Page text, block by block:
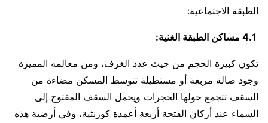
الطبقة الاجتماعية:
تكون كبيرة الحجم من حيث عدد الغرف، ومن معالمه المميزة
وجود صالة مربعة أو مستطيلة تتوسط المسكن مضاءة من
السقف تتجمع حولها الحجرات ويحمل السقف المفتوح إلى
السماء عند أركان الفتحة أربعة أعمدة كورنثية، وفي أرضية هذه